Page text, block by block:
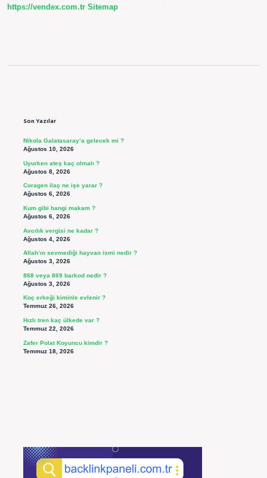
https://vendex.com.tr Sitemap
Son Yazılar
Nikola Galatasaray’a gelecek mi ?
Ağustos 10, 2026
Uyurken ateş kaç olmalı ?
Ağustos 8, 2026
Coragen ilaç ne işe yarar ?
Ağustos 6, 2026
Kum gibi hangi makam ?
Ağustos 6, 2026
Avcılık vergisi ne kadar ?
Ağustos 4, 2026
Allah’ın sevmediği hayvan ismi nedir ?
Ağustos 3, 2026
868 veya 869 barkod nedir ?
Ağustos 3, 2026
Koç erkeği kiminle evlenir ?
Temmuz 26, 2026
Hızlı tren kaç ülkede var ?
Temmuz 22, 2026
Zafer Polat Koyuncu kimdir ?
Temmuz 18, 2026